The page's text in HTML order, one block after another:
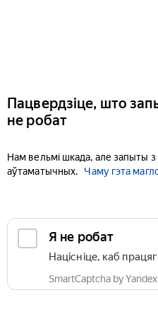
Пацвердзіце, што
не робат
Нам вельмі шкада, але запыты
аўтаматычных.
Чаму гэта
Я не робат
Націсніце, каб
SmartCaptcha by